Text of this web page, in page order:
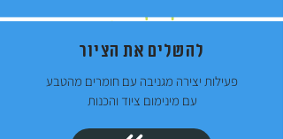
להשלים את הציור
פעילות יצירה מגניבה עם חומרים מהטבע
עם מינימום ציוד והכנות